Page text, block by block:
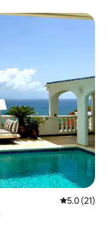
Calificación
5.0 (21)